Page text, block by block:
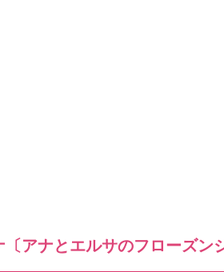
〔アナとエルサのフローズ